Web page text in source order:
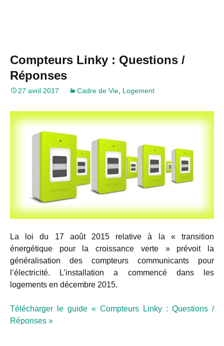
Compteurs Linky : Questions /
Réponses
27 avril 2017 Cadre de Vie, Logement
La loi du 17 août 2015 relative à la « transition
énergétique pour la croissance verte » prévoit la
généralisation des compteurs communicants pour
l’électricité. L’installation a commencé dans les
logements en décembre 2015.
Télécharger le guide « Compteurs Linky : Questions /
Réponses »